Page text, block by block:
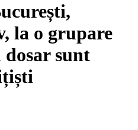
la o grupare
sunt